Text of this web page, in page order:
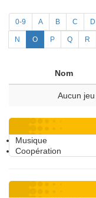
0-9 A B C D
N O P Q R
Nom
Aucun
Musique
Coopération